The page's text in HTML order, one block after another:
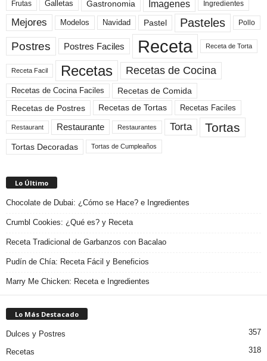
Frutas Galletas Gastronomia Imagenes Ingredientes
Mejores Modelos Navidad Pastel Pasteles Pollo
Postres Postres Faciles Receta Receta de Torta
Receta Facil Recetas Recetas de Cocina
Recetas de Cocina Faciles
Recetas de Comida
Recetas de Postres
Recetas de Tortas Recetas Faciles
Restaurant Restaurante Restaurantes Torta Tortas
Tortas Decoradas Tortas de Cumpleaños
Lo Último
Chocolate de Dubai: ¿Cómo se Hace? e Ingredientes
Crumbl Cookies: ¿Qué es? y Receta
Receta Tradicional de Garbanzos con Bacalao
Pudín de Chía: Receta Fácil y Beneficios
Marry Me Chicken: Receta e Ingredientes
Lo Más Destacado
Dulces y Postres 357
Recetas 318